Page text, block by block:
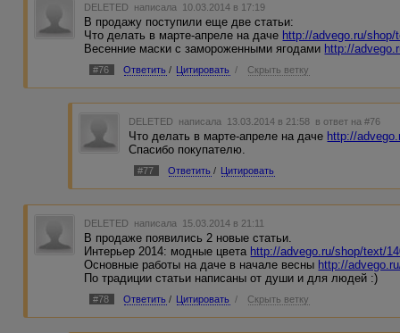
DELETED написала 10.03.2014 в 17:19
В продажу поступили еще две статьи:
Что делать в марте-апреле на даче http://advego.ru/shop/
Весенние маски с замороженными ягодами http://
#76 Ответить / Цитировать / Скрыть ветку
DELETED написала 13.03.2014 в 21:58 в ответ на #76
Что делать в марте-апреле на даче http://
Спасибо покупателю.
#77 Ответить / Цитировать
DELETED написала 15.03.2014 в 21:11
В продаже появились 2 новые статьи.
Интерьер 2014: модные цвета http://advego.ru/shop/text/
Основные работы на даче в начале весны http://
По традиции статьи написаны от души и для людей :)
#78 Ответить / Цитировать / Скрыть ветку